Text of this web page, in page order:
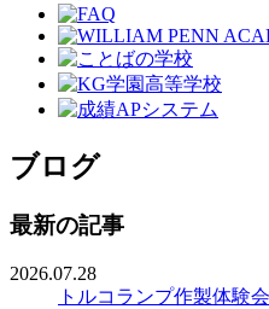
ブログ
最新の記事
2026.07.28
トルコランプ作製体験